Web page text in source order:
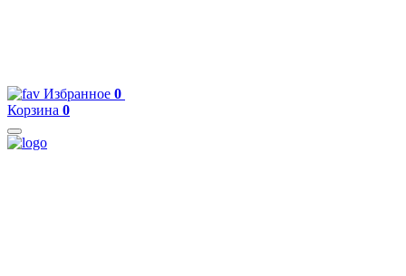
Избранное 0
Корзина 0